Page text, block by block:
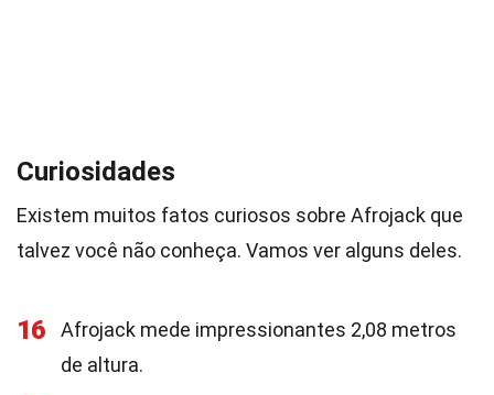
Curiosidades
Existem muitos fatos curiosos sobre Afrojack que
talvez você não conheça. Vamos ver alguns deles.
16
Afrojack mede impressionantes 2,08 metros
de altura.